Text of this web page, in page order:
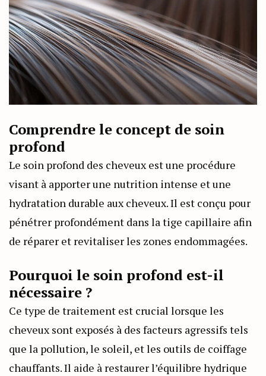
Comprendre le concept de soin
profond
Le soin profond des cheveux est une procédure
visant à apporter une nutrition intense et une
hydratation durable aux cheveux. Il est conçu pour
pénétrer profondément dans la tige capillaire afin
de réparer et revitaliser les zones endommagées.
Pourquoi le soin profond est-il
nécessaire ?
Ce type de traitement est crucial lorsque les
cheveux sont exposés à des facteurs agressifs tels
que la pollution, le soleil, et les outils de coiffage
chauffants. Il aide à restaurer l’équilibre hydrique